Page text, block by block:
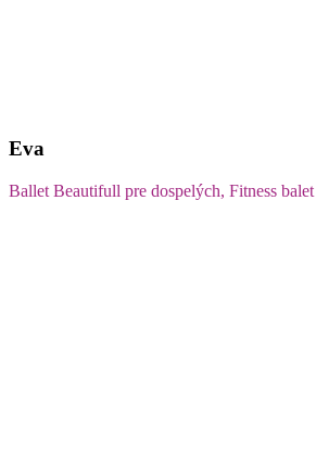
Eva
Ballet Beautifull pre dospelých, Fitness balet